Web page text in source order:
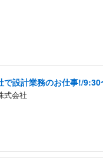
で設計業務のお仕事!/
式会社